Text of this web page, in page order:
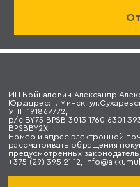
ИП Войналович Александр
Юр.адрес: г. Минск,
УНП 191867772,
р/с BY75 BPSB 3013 1760 6301
BPSBBY2X
Номер и адрес электронной
рассматривать обращения
предусмотренных
+375 (29) 395 21 12,